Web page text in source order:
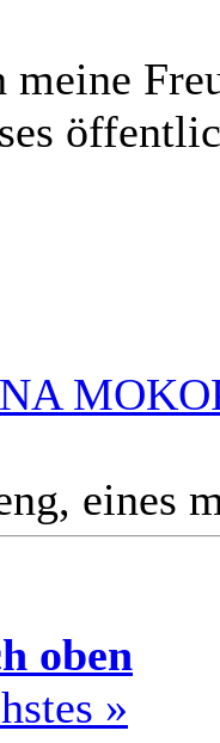
eines
oben
»